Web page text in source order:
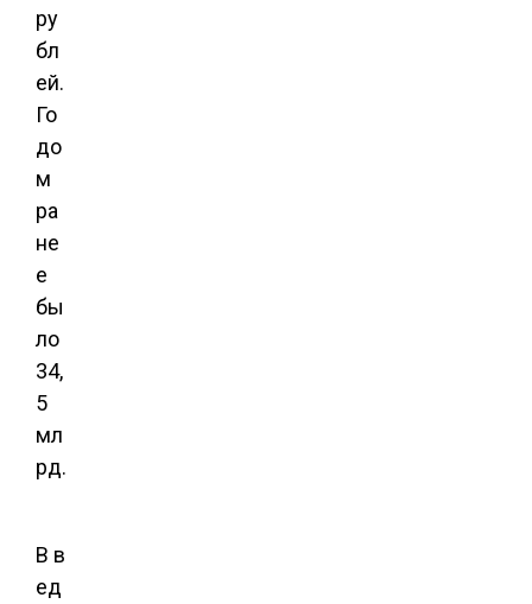
ру
бл
ей.
Го
до
м
ра
не
е
бы
ло
34,
5
мл
рд.
В в
ед